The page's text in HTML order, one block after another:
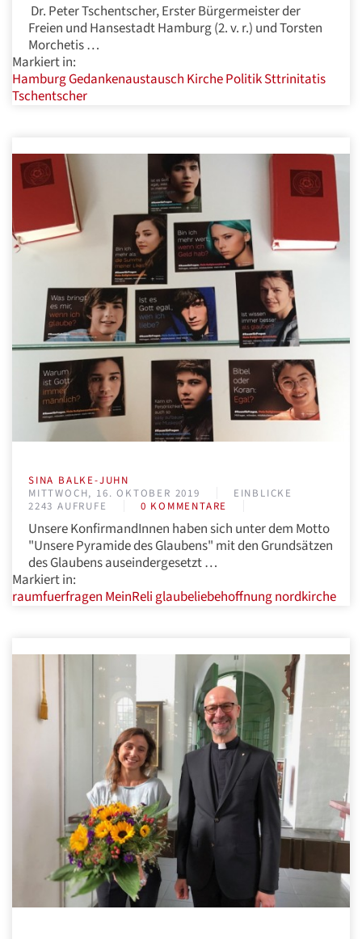
Dr. Peter Tschentscher, Erster Bürgermeister der
Freien und Hansestadt Hamburg (2. v. r.) und Torsten
Morchetis …
Markiert in:
HamburgGedankenaustausch KirchePolitikSttrinitatis
Tschentscher
SINA BALKE-JUHN
MITTWOCH, 16. OKTOBER 2019
EINBLICKE
2243 AUFRUFE
0 KOMMENTARE
Unsere KonfirmandInnen haben sich unter dem Motto
"Unsere Pyramide des Glaubens" mit den Grundsätzen
des Glaubens auseindergesetzt …
Markiert in:
raumfuerfragen MeinReliglaubeliebehoffnungnordkirche